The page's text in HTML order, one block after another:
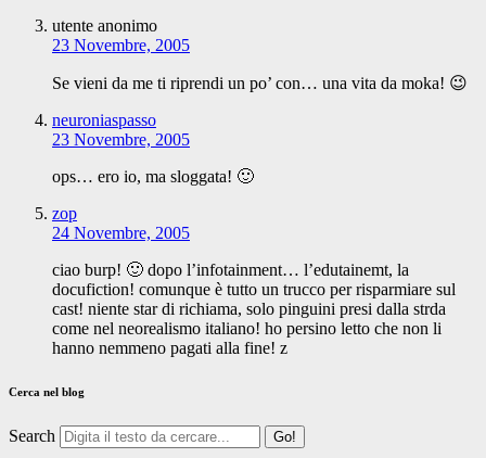
utente anonimo
23 Novembre, 2005
Se vieni da me ti riprendi un po’ con… una vita da moka! 😉
neuroniaspasso
23 Novembre, 2005
ops… ero io, ma sloggata! 🙂
zop
24 Novembre, 2005
ciao burp! 🙂 dopo l’infotainment… l’edutainemt, la
docufiction! comunque è tutto un trucco per risparmiare sul
cast! niente star di richiama, solo pinguini presi dalla strda
come nel neorealismo italiano! ho persino letto che non li
hanno nemmeno pagati alla fine! z
Cerca nel blog
Search